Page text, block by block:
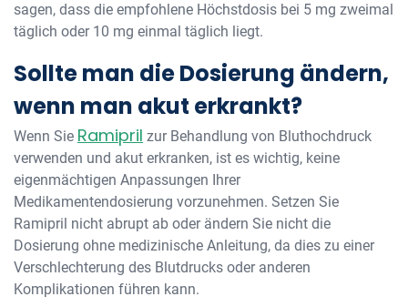
sagen, dass die empfohlene Höchstdosis bei 5 mg zweimal
täglich oder 10 mg einmal täglich liegt.
Sollte man die Dosierung ändern,
wenn man akut erkrankt?
Wenn Sie Ramipril zur Behandlung von Bluthochdruck
verwenden und akut erkranken, ist es wichtig, keine
eigenmächtigen Anpassungen Ihrer
Medikamentendosierung vorzunehmen. Setzen Sie
Ramipril nicht abrupt ab oder ändern Sie nicht die
Dosierung ohne medizinische Anleitung, da dies zu einer
Verschlechterung des Blutdrucks oder anderen
Komplikationen führen kann.